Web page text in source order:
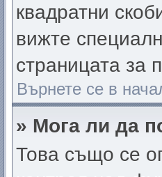
квадратни
вижте
страницата за
Върнете се в
» Мога ли да
Това също се